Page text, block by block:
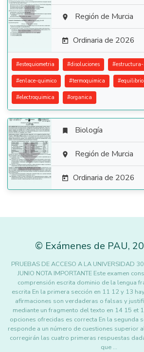
  Región de Murcia
 Ordinaria de 2026
#estequiometria #disoluciones #
#enlace-quimico #termoquimica #equilibrio
#electroquimica #organica

 Biología
 Región de Murcia
 Ordinaria de 2026
© Exámenes de PAU,
PRUEBAS DE ACCESO A LA UNIVERSIDAD
JUNIO NOTA IMPORTANTE Este examen
comprensión escrita dominio de la lengua
escrita En la primera sección en 11 12 y 13
afirmaciones son verdaderas o falsas y
mediante un fragmento del texto en 14 15 et
opciones ofrecidas es correcta En la segunda
responde a un número de cuestiones superior
corregirán las cuatro primeras respuestas
que …